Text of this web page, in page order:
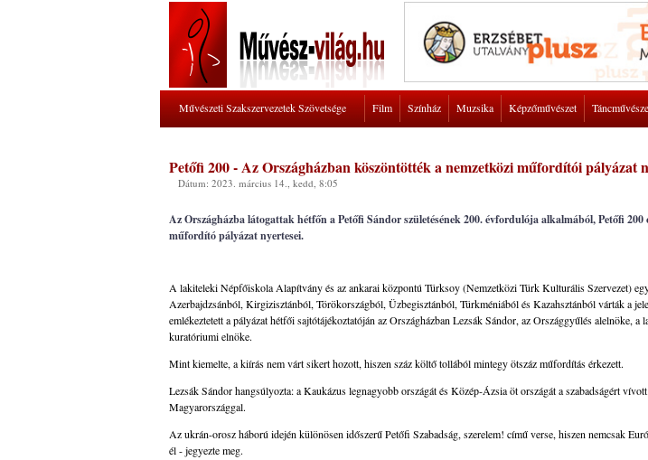
Művészeti Szakszervezetek Szövetsége Film Színház Muzsika Képzőművészet
Petőfi 200 - Az Országházban köszöntötték a nemzetközi műfordítói pályázat
Dátum: 2023. március 14., kedd, 8:05
Az Országházba látogattak hétfőn a Petőfi Sándor születésének 200. évfordulója alkalmából, Petőfi
műfordító pályázat nyertesei.
A lakiteleki Népfőiskola Alapítvány és az ankarai központú Türksoy (Nemzetközi Türk Kulturális Szervezet)
Azerbajdzsánból, Kirgizisztánból, Törökországból, Üzbegisztánból, Türkméniából és Kazahsztánból várták a
emlékeztetett a pályázat hétfői sajtótájékoztatóján az Országházban Lezsák Sándor, az Országgyűlés alelnöke,
kuratóriumi elnöke.
Mint kiemelte, a kiírás nem várt sikert hozott, hiszen száz költő tollából mintegy ötszáz műfordítás érkezett.
Lezsák Sándor hangsúlyozta: a Kaukázus legnagyobb országát és Közép-Ázsia öt országát a szabadságért
Magyarországgal.
Az ukrán-orosz háború idején különösen időszerű Petőfi Szabadság, szerelem! című verse, hiszen nemcsak
él - jegyezte meg.